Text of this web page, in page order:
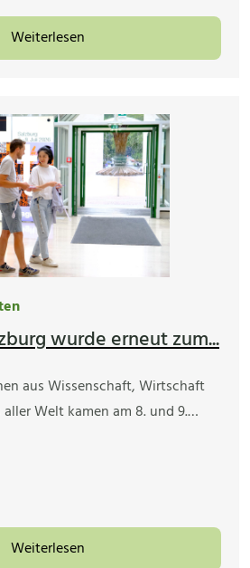
Weiterlesen
wurde erneut zum...
aus Wissenschaft, Wirtschaft
Welt kamen am 8. und 9.…
Weiterlesen